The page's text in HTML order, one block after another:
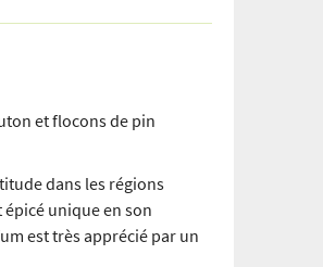
et flocons de pin
dans les régions
unique en son
est très apprécié par un